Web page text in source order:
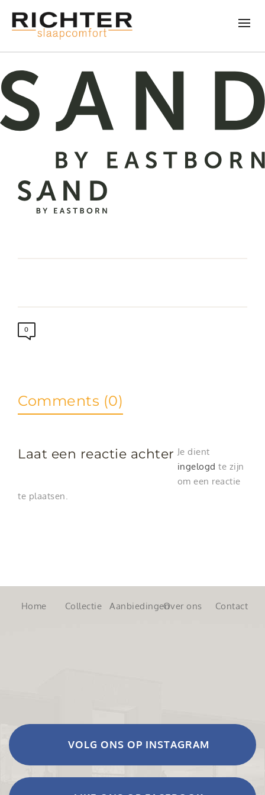
0
Comments (0)
Laat een reactie achter Je dient
ingelogd te zijn
om een reactie
te plaatsen.
Home Collectie AanbiedingenOver ons Contact
VOLG ONS OP INSTAGRAM